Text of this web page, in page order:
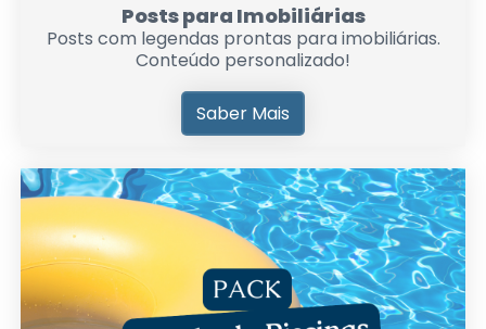
Posts para Imobiliárias
Posts com legendas prontas para imobiliárias.
Conteúdo personalizado!
Saber Mais